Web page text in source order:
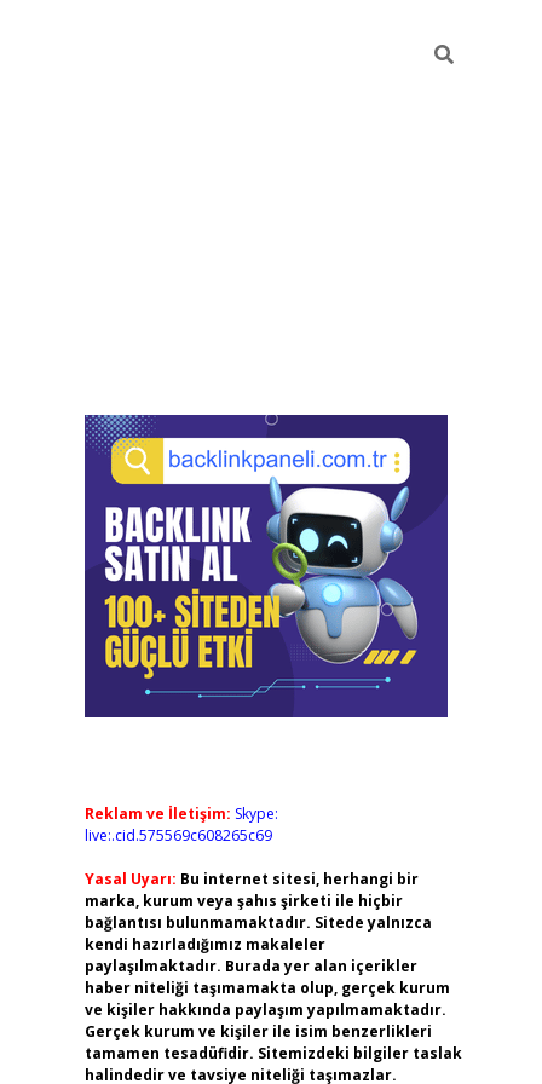
Sidebar
Reklam ve İletişim: Skype:
live:.cid.575569c608265c69
Yasal Uyarı: Bu internet sitesi, herhangi bir
marka, kurum veya şahıs şirketi ile hiçbir
bağlantısı bulunmamaktadır. Sitede yalnızca
kendi hazırladığımız makaleler
paylaşılmaktadır. Burada yer alan içerikler
haber niteliği taşımamakta olup, gerçek kurum
ve kişiler hakkında paylaşım yapılmamaktadır.
Gerçek kurum ve kişiler ile isim benzerlikleri
tamamen tesadüfidir. Sitemizdeki bilgiler taslak
halindedir ve tavsiye niteliği taşımazlar.